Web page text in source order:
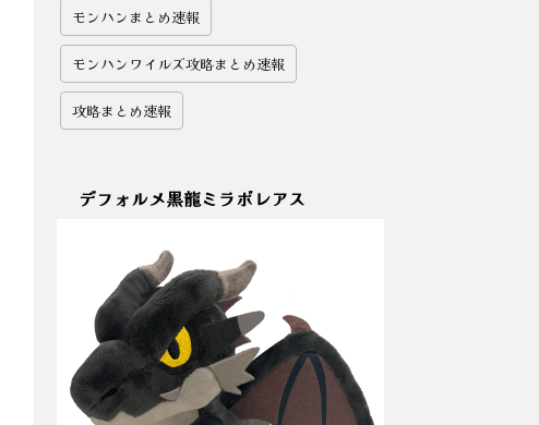
モンハンまとめ速報
モンハンワイルズ攻略まとめ速報
攻略まとめ速報
デフォルメ黒龍ミラボレアス